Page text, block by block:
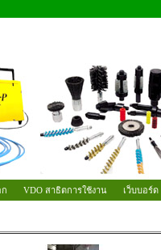
VDO สาธิตการใช้งาน เว็บบอร์ด